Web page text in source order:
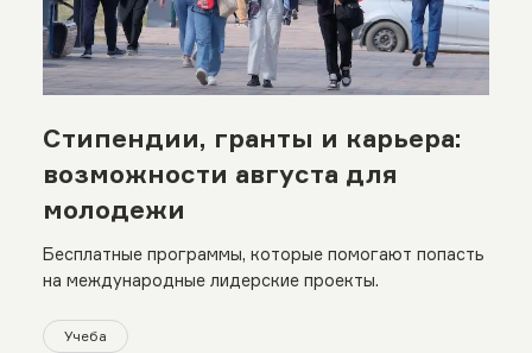
Стипендии, гранты и карьера:
возможности августа для
молодежи
Бесплатные программы, которые помогают попасть
на международные лидерские проекты.
Учеба